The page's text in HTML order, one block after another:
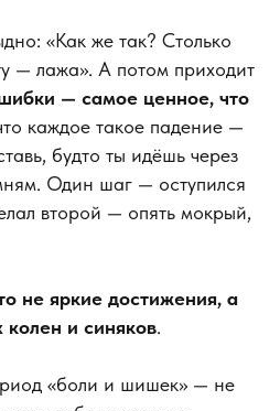
«Как же так? Столько
— лажа». А потом приходит
— самое ценное, что
каждое такое падение —
будто ты идёшь через
Один шаг — оступился
второй — опять мокрый,
не яркие достижения, а
колен и синяков.
«боли и шишек» — не